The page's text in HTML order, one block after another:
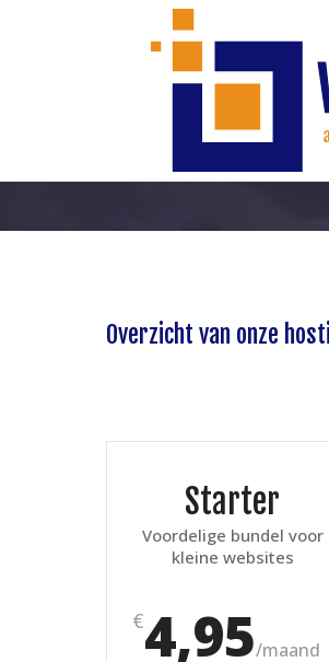
Hosting
Overzicht van onze
Starter
Voordelige bundel voor
kleine websites
€4,95/maand